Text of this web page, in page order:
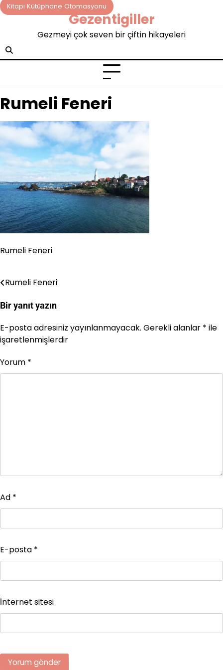
Skip
to
Kitapi Kütüphane Otomasyonu
Gezentigiller
Gezmeyi çok seven bir çiftin hikayeleri
Rumeli Feneri
Rumeli Feneri
Yazı
gezinmesi
Rumeli Feneri
Bir yanıt yazın
E-posta adresiniz yayınlanmayacak. Gerekli alanlar * ile
işaretlenmişlerdir
Yorum *
Ad *
E-posta *
İnternet sitesi